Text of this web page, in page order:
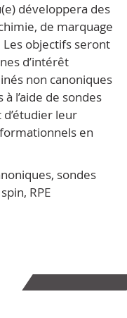
développera des
de marquage
Les objectifs seront
d’intérêt
non canoniques
l’aide de sondes
leur
en
sondes
RPE